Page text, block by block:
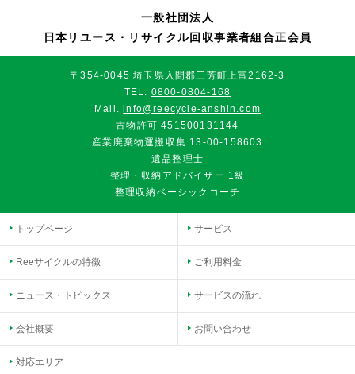
一般社団法人
日本リユース・リサイクル回収事業者組合正会員
〒354-0045 埼玉県入間郡三芳町上富2162-3
TEL. 0800-0804-168
Mail.info@reecycle-anshin.com
古物許可 451500131144
産業廃棄物運搬収集 13-00-158603
遺品整理士
整理・収納アドバイザー 1級
整理収納ベーシックコーチ
トップページ
Reeサイクルの特徴
ニュース・トピックス
会社概要
対応エリア
サービス
ご利用料金
サービスの流れ
お問い合わせ